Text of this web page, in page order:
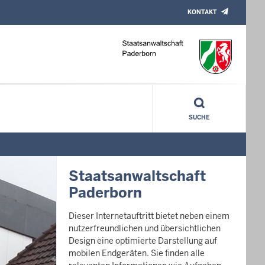
KONTAKT
SUCHE
Staatsanwaltschaft
Paderborn
Dieser Internetauftritt bietet neben einem
nutzerfreundlichen und übersichtlichen
Design eine optimierte Darstellung auf
mobilen Endgeräten. Sie finden alle